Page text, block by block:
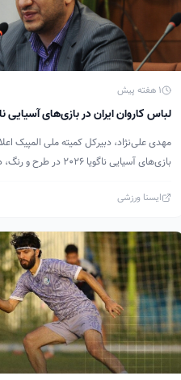
1 هفته پیش
لباس کاروان ایران در بازی‌های
مهدی علی‌نژاد، دبیرکل کمیته ملی المپیک
بازی‌های آسیایی ناگویا ۲۰۲۶ در طرح و رنگ، دقیقا...
ایسنا ورزشی